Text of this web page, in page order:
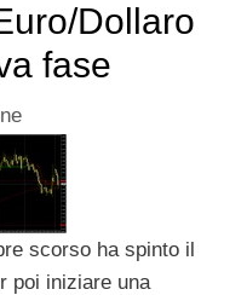
Dollaro
fase
scorso ha spinto il
poi iniziare una